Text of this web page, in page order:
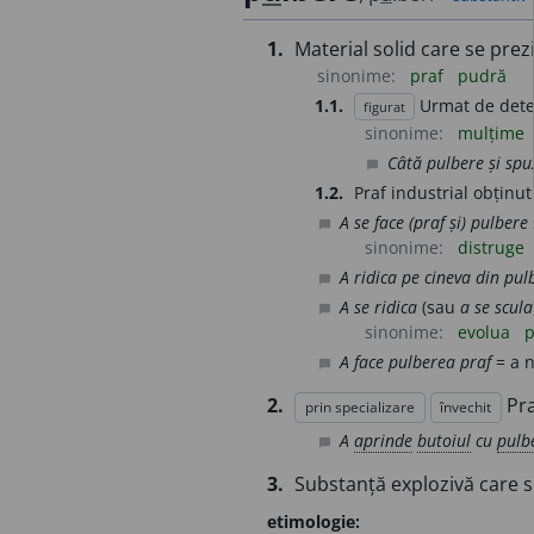
1. Material solid care se
sinonime: praf
pudră
1.1.
figurat
Urmat de
sinonime:
mulțime
Câtă pulbere și
1.2. Praf industrial
A se face (praf și) pulbere
sinonime:
distruge
A ridica pe cineva din
A se ridica (saua se scula
sinonime:
evolua
A face pulberea praf= a
2. prin specializare învechit
Aaprinde butoiul cu
3. Substanță explozivă care
etimologie: